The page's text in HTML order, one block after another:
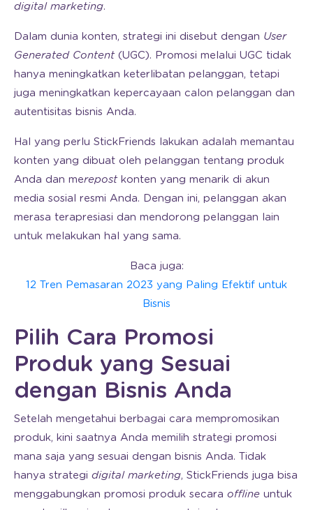
digital marketing.
Dalam dunia konten, strategi ini disebut dengan User
Generated Content(UGC). Promosi melalui UGC tidak
hanya meningkatkan keterlibatan pelanggan, tetapi
juga meningkatkan kepercayaan calon pelanggan dan
autentisitas bisnis Anda.
Hal yang perlu StickFriends lakukan adalah memantau
konten yang dibuat oleh pelanggan tentang produk
Anda dan merepostkonten yang menarik di akun
media sosial resmi Anda. Dengan ini, pelanggan akan
merasa terapresiasi dan mendorong pelanggan lain
untuk melakukan hal yang sama.
Baca juga:
12 Tren Pemasaran 2023 yang Paling Efektif untuk
Bisnis
Pilih Cara Promosi
Produk yang Sesuai
dengan Bisnis Anda
Setelah mengetahui berbagai cara mempromosikan
produk, kini saatnya Anda memilih strategi promosi
mana saja yang sesuai dengan bisnis Anda. Tidak
hanya strategi digital marketing, StickFriends juga bisa
menggabungkan promosi produk secara offline untuk